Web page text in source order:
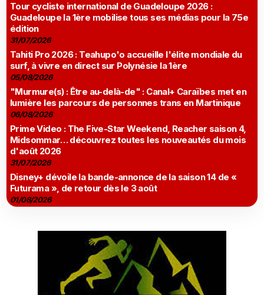
Tour cycliste international de Guadeloupe 2026 :
Guadeloupe la 1ère mobilise tous ses médias pour la 75e
édition
31/07/2026
Tahiti Pro 2026 : Teahupo'o accueille l'élite mondiale du
surf, à vivre en direct sur Polynésie la 1ère
05/08/2026
"Murmure(s) : Être au-delà-de" : Canal+ Caraïbes met en
lumière les parcours de personnes trans en Martinique
06/08/2026
Prime Video : The Five-Star Weekend, Reacher saison 4,
Midsommar… découvrez toutes les nouveautés du mois
d'août 2026
31/07/2026
Disney+ dévoile la bande-annonce de la saison 14 de «
Futurama », de retour dès le 3 août
01/08/2026